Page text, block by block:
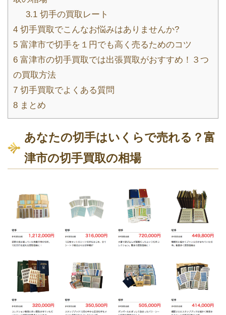
3.1 切手の買取レート
4 切手買取でこんなお悩みはありませんか?
5 富津市で切手を１円でも高く売るためのコツ
6 富津市の切手買取では出張買取がおすすめ！３つ
の買取方法
7 切手買取でよくある質問
8 まとめ
あなたの切手はいくらで売れる？富
津市の切手買取の相場